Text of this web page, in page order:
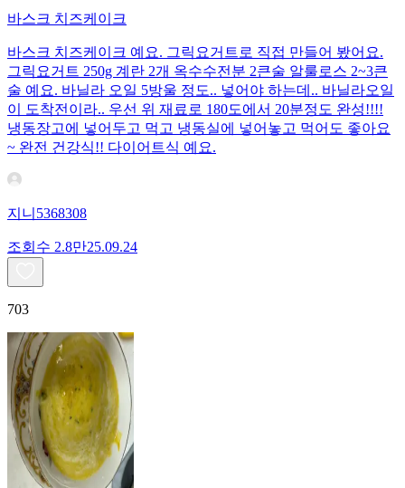
바스크 치즈케이크
바스크 치즈케이크 예요. 그릭요거트로 직접 만들어 봤어요.
그릭요거트 250g 계란 2개 옥수수전분 2큰술 알룰로스 2~3큰
술 예요. 바닐라 오일 5방울 정도.. 넣어야 하는데.. 바닐라오일
이 도착전이라.. 우선 위 재료로 180도에서 20분정도 완성!!!!
냉동장고에 넣어두고 먹고 냉동실에 넣어놓고 먹어도 좋아요
~ 완전 건강식!! 다이어트식 예요.
지니5368308
조회수 2.8만25.09.24
703